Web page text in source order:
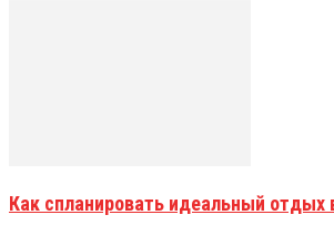
Как спланировать идеальный отдых